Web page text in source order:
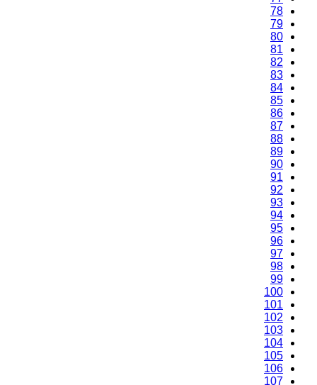
78
79
80
81
82
83
84
85
86
87
88
89
90
91
92
93
94
95
96
97
98
99
100
101
102
103
104
105
106
107